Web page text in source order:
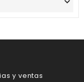
y ventas